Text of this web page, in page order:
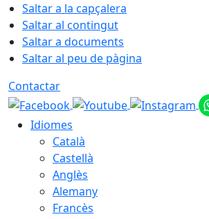
Saltar a la capçalera
Saltar al contingut
Saltar a documents
Saltar al peu de pàgina
Contactar
Idiomes
Català
Castellà
Anglès
Alemany
Francès